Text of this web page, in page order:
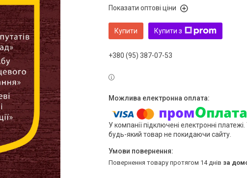
Показати оптові ціни
Купити Купити з
+380 (95) 387-07-53
У компанії підключені електронні
будь-який товар не покидаючи сайту.
повернення товару протягом 14 днів за